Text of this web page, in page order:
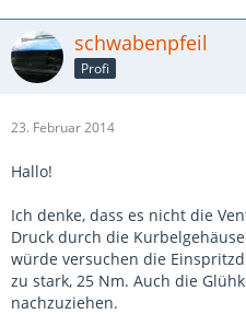
schwabenpfeil
Profi
23. Februar 2014
Hallo!
Ich denke, dass es nicht die
Druck durch die
würde versuchen die
zu stark, 25 Nm. Auch die
nachzuziehen.